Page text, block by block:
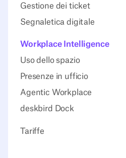
Gestione dei ticket
Segnaletica digitale
Workplace Intelligence
Uso dello spazio
Presenze in ufficio
Agentic Workplace
deskbird Dock
Tariffe